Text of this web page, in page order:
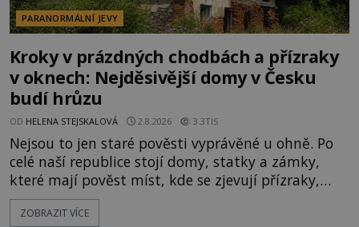
PARANORMÁLNÍ JEVY
Kroky v prázdných chodbách a přízraky
v oknech: Nejděsivější domy v Česku
budí hrůzu
OD HELENA STEJSKALOVÁ 2.8.2026 3.3TIS
Nejsou to jen staré pověsti vyprávěné u ohně. Po
celé naší republice stojí domy, statky a zámky,
které mají pověst míst, kde se zjevují přízraky,
ozývají nevysvětlitelné zvuky nebo se dějí podivné
jevy. Zatímco historici většinou hledají racionální
ZOBRAZIT VÍCE